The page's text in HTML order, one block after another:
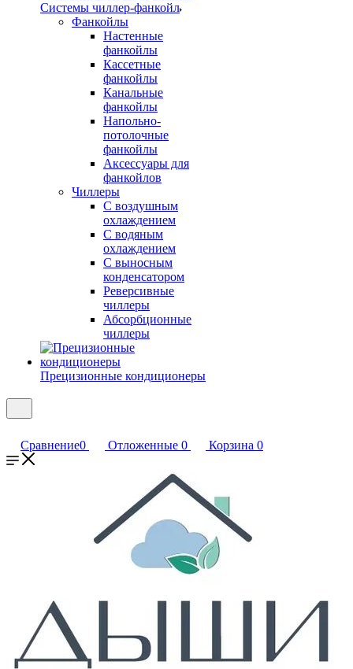
Системы чиллер-фанкойл
Фанкойлы
Настенные
фанкойлы
Кассетные
фанкойлы
Канальные
фанкойлы
Напольно-
потолочные
фанкойлы
Аксессуары для
фанкойлов
Чиллеры
С воздушным
охлаждением
С водяным
охлаждением
С выносным
конденсатором
Реверсивные
чиллеры
Абсорбционные
чиллеры
Прецизионные кондиционеры
Сравнение0 Отложенные 0 Корзина 0